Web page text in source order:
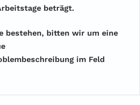
beträgt.
bestehen, bitten wir um eine
im Feld